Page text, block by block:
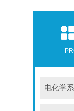
电化学